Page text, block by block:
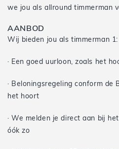
we jou als allround timmerman
AANBOD
Wij bieden jou als timmerman 1:
· Een goed uurloon, zoals het
· Beloningsregeling conform de
het hoort
· We melden je direct aan bij
óók zo